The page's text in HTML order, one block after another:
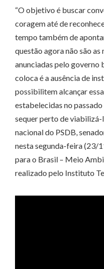
“O objetivo é buscar
coragem até de
tempo também de
questão agora não são
anunciadas pelo governo
coloca é a ausência de
possibilitem alcançar
estabelecidas no
sequer perto de viabilizá-
nacional do PSDB,
nesta segunda-feira (23/
para o Brasil – Meio
realizado pelo Instituto